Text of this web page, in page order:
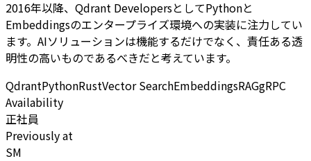
2016年以降、Qdrant DevelopersとしてPythonと
Embeddingsのエンタープライズ環境への実装に注力してい
ます。AIソリューションは機能するだけでなく、責任ある透
明性の高いものであるべきだと考えています。
QdrantPythonRustVector SearchEmbeddingsRAGgRPC
Availability
正社員
Previously at
SM